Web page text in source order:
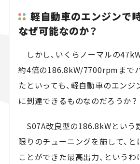
軽自動車のエンジンで
なぜ可能なのか？
しかし、いくらノーマルの
約4倍の186.8kW/7700rpmまで
たといっても、軽自動車のエン
に到達できるものなのだろうか？
S07A改良型の186.8kWという
限りのチューニングを施して、
ことができた最高出力、という